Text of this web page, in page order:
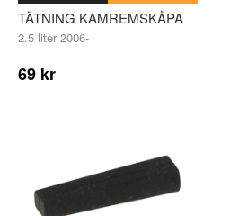
TÄTNING KAMREMSKÅPA
2.5 liter 2006-
69 kr